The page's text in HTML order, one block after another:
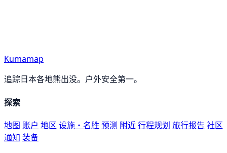
Kumamap
追踪日本各地熊出没。户外安全第一。
探索
地图 账户 地区 设施・名胜 预测 附近行程规划 旅行报告 社区
通知 装备